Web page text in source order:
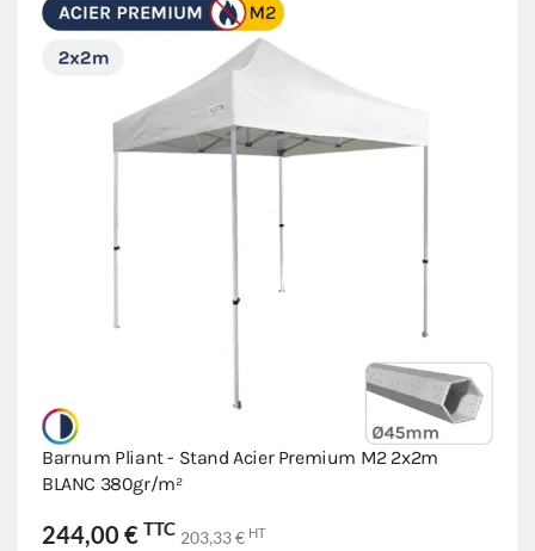
Barnum Pliant - Stand Acier Premium M2 2x2m
BLANC 380gr/m²
244,00 € TTC 203,33 € HT